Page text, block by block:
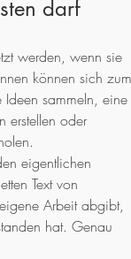
darf
werden, wenn sie
können sich
Ideen sammeln, eine
erstellen oder
eigentlichen
Text von
Arbeit abgibt,
hat. Genau